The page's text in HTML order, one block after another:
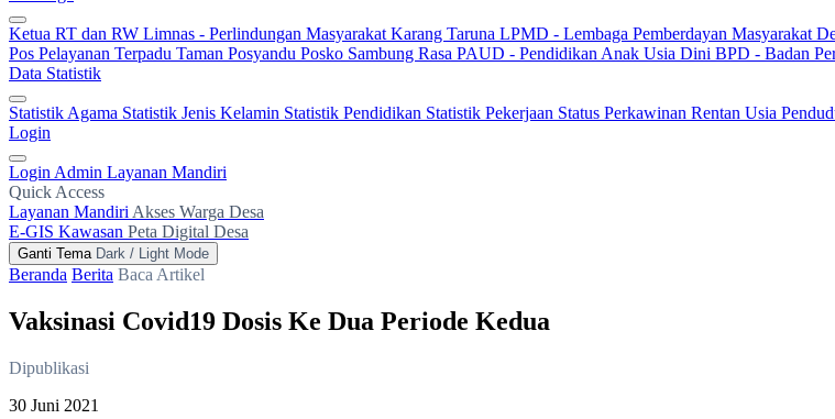
Ketua RT dan RW Limnas - Perlindungan Masyarakat Karang Taruna LPMD - Lembaga Pemberdayan Masyarakat
Pos Pelayanan Terpadu Taman Posyandu Posko Sambung Rasa PAUD - Pendidikan Anak Usia Dini BPD - Badan
Data Statistik
Statistik Agama Statistik Jenis Kelamin Statistik Pendidikan Statistik Pekerjaan Status Perkawinan Rentan Usia
Login
Login Admin Layanan Mandiri
Quick Access
Layanan Mandiri Akses Warga Desa
E-GIS Kawasan Peta Digital Desa
Ganti Tema Dark / Light Mode
Beranda Berita Baca Artikel
Vaksinasi Covid19 Dosis Ke Dua Periode Kedua
Dipublikasi
30 Juni 2021